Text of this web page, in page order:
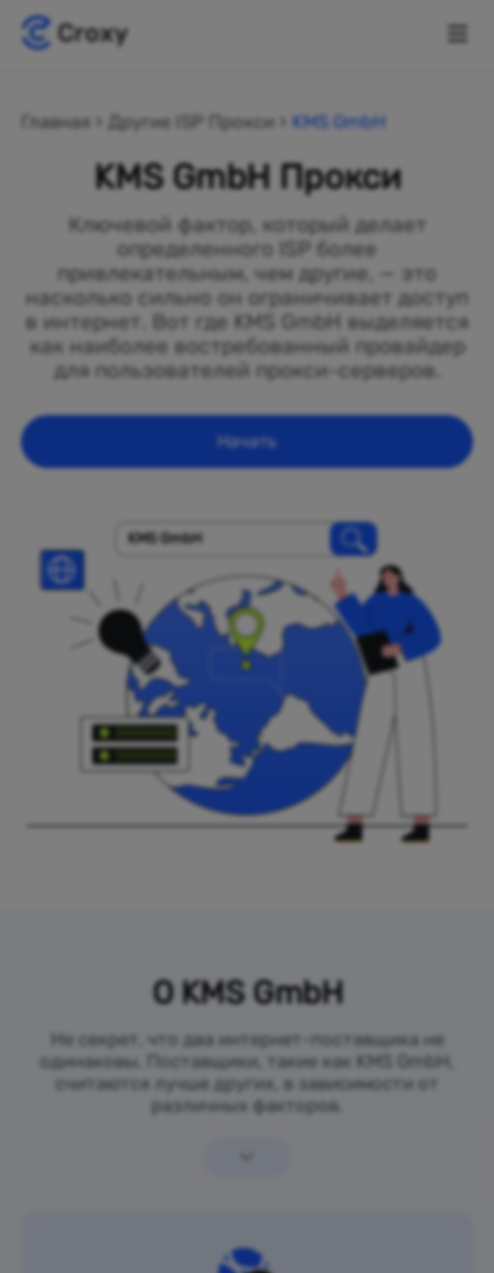
Главная Другие ISP Прокси KMS GmbH
KMS GmbH Прокси
Ключевой фактор, который делает
определенного ISP более
привлекательным, чем другие, — это
насколько сильно он ограничивает доступ
в интернет. Вот где KMS GmbH выделяется
как наиболее востребованный провайдер
для пользователей прокси-серверов.
Начать
KMS GmbH
О KMS GmbH
Не секрет, что два интернет-поставщика не
одинаковы. Поставщики, такие как KMS GmbH,
считаются лучше других, в зависимости от
различных факторов.